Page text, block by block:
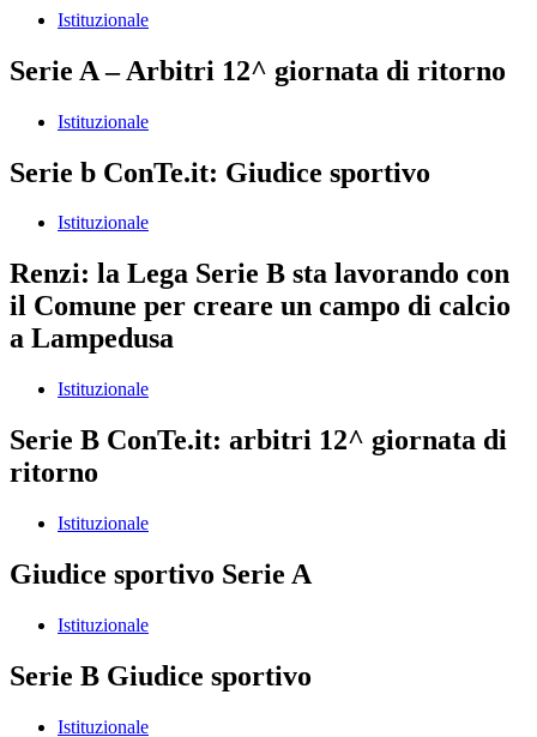
Istituzionale
Serie A – Arbitri 12^ giornata di ritorno
Istituzionale
Serie b ConTe.it: Giudice sportivo
Istituzionale
Renzi: la Lega Serie B sta lavorando con
il Comune per creare un campo di calcio
a Lampedusa
Istituzionale
Serie B ConTe.it: arbitri 12^ giornata di
ritorno
Istituzionale
Giudice sportivo Serie A
Istituzionale
Serie B Giudice sportivo
Istituzionale